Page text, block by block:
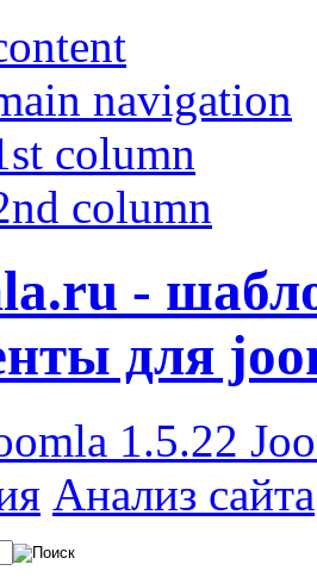
navigation
column
column
-
для
1.5.22
Анализ сайта